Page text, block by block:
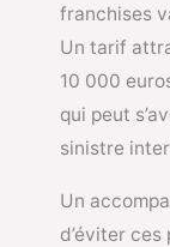
franchises
Un tarif
10 000
qui peut
sinistre
Un
d’éviter